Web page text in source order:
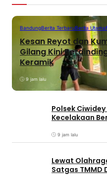
BandungBerita TerbaruBerita Utama
Kesan Reyot dan
Gilang Kini
Keramik
9 jam lalu
Polsek
Kecelakaan
9 jam lalu
Lewat
Satgas TMMD